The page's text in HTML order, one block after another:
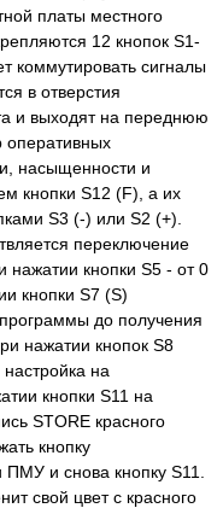
платы местного
12 кнопок S1-
коммутировать сигналы
в отверстия
и выходят на переднюю
оперативных
насыщенности и
кнопки S12 (F), а их
S3 (-) или S2 (+).
переключение
нажатии кнопки S5 - от 0
кнопки S7 (S)
до получения
нажатии кнопок S8
на
кнопки S11 на
STORE красного
кнопку
и снова кнопку S11.
свой цвет с красного